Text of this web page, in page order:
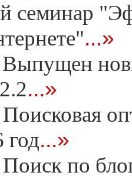
семинар
...»
Выпущен
...»
Поисковая
год...»
Поиск по